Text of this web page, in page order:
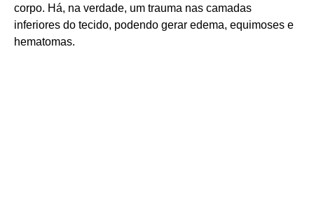
corpo. Há, na verdade, um trauma nas camadas
inferiores do tecido, podendo gerar edema, equimoses e
hematomas.